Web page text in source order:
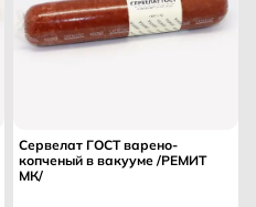
Сервелат ГОСТ варено-
копченый в вакууме /РЕМИТ
МК/